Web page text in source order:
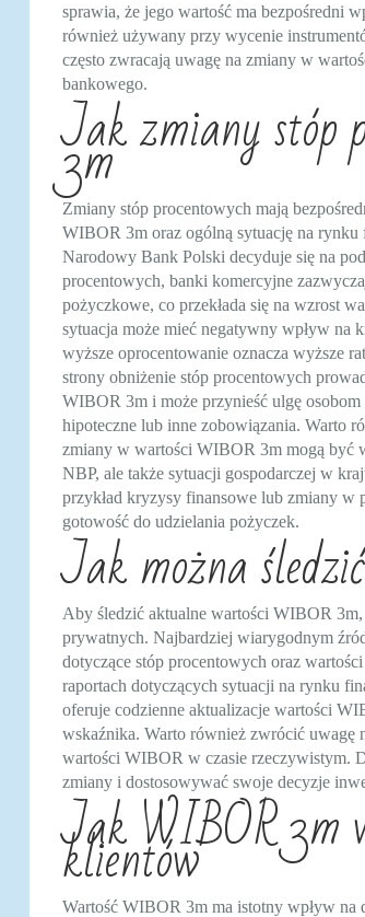
sprawia, że jego wartość ma bezpośredni
również używany przy wycenie
często zwracają uwagę na zmiany w
bankowego.
Jak zmiany stóp
3m
Zmiany stóp procentowych mają
WIBOR 3m oraz ogólną sytuację na
Narodowy Bank Polski decyduje się na
procentowych, banki komercyjne
pożyczkowe, co przekłada się na wzrost
sytuacja może mieć negatywny wpływ na
wyższe oprocentowanie oznacza wyższe
strony obniżenie stóp procentowych
WIBOR 3m i może przynieść ulgę osobom
hipoteczne lub inne zobowiązania. Warto
zmiany w wartości WIBOR 3m mogą być
NBP, ale także sytuacji gospodarczej w
przykład kryzysy finansowe lub zmiany w
gotowość do udzielania pożyczek.
Jak można
Aby śledzić aktualne wartości WIBOR
prywatnych. Najbardziej wiarygodnym
dotyczące stóp procentowych oraz
raportach dotyczących sytuacji na rynku
oferuje codzienne aktualizacje wartości
wskaźnika. Warto również zwrócić
wartości WIBOR w czasie rzeczywistym.
zmiany i dostosowywać swoje decyzje
Jak WIBOR 3m
klientów
Wartość WIBOR 3m ma istotny wpływ